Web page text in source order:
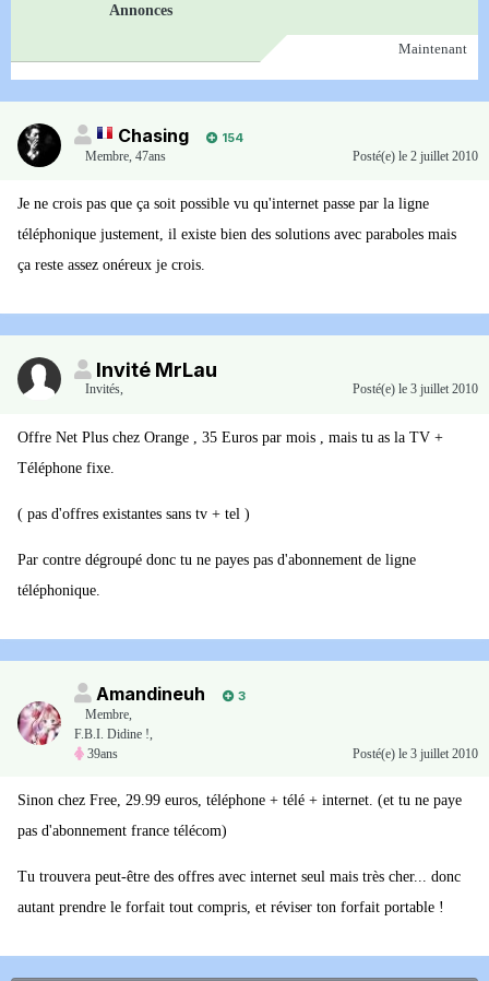
Annonces
Maintenant
Chasing
154
Membre, 47ans Posté(e) le 2 juillet 2010
Je ne crois pas que ça soit possible vu qu'internet passe par la ligne
téléphonique justement, il existe bien des solutions avec paraboles mais
ça reste assez onéreux je crois.
Invité MrLau
Invités, Posté(e) le 3 juillet 2010
Offre Net Plus chez Orange , 35 Euros par mois , mais tu as la TV +
Téléphone fixe.
( pas d'offres existantes sans tv + tel )
Par contre dégroupé donc tu ne payes pas d'abonnement de ligne
téléphonique.
Amandineuh
3
Membre,
F.B.I. Didine !,
39ans
Posté(e) le 3 juillet 2010
Sinon chez Free, 29.99 euros, téléphone + télé + internet. (et tu ne paye
pas d'abonnement france télécom)
Tu trouvera peut-être des offres avec internet seul mais très cher... donc
autant prendre le forfait tout compris, et réviser ton forfait portable !